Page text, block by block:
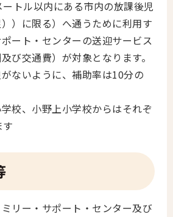
トル以内にある市内の放課後児
）に限る）へ通うために利用す
ート・センターの送迎サービス
び交通費）が対象となります。
ないように、補助率は10分の
学校、小野上小学校からはそれぞ
リー・サポート・センター及び